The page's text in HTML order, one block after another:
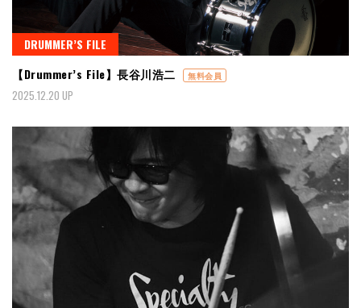
DRUMMER’S FILE
【Drummer’s File】長谷川浩二
無料会員
2025.12.20 UP